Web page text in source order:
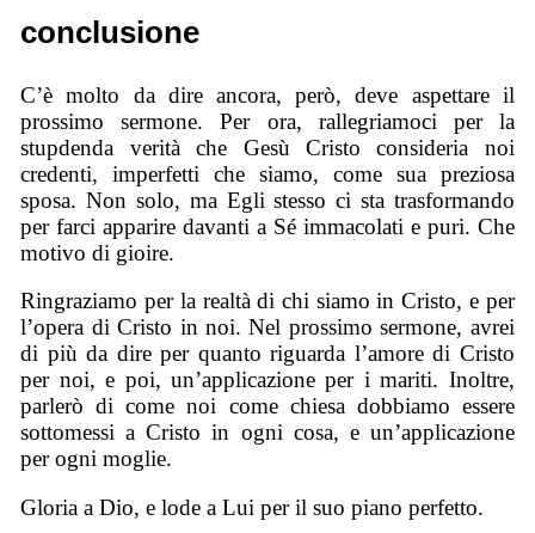
conclusione
C’è molto da dire ancora, però, deve aspettare il
prossimo sermone. Per ora, rallegriamoci per la
stupdenda verità che Gesù Cristo consideria noi
credenti, imperfetti che siamo, come sua preziosa
sposa. Non solo, ma Egli stesso ci sta trasformando
per farci apparire davanti a Sé immacolati e puri. Che
motivo di gioire.
Ringraziamo per la realtà di chi siamo in Cristo, e per
l’opera di Cristo in noi. Nel prossimo sermone, avrei
di più da dire per quanto riguarda l’amore di Cristo
per noi, e poi, un’applicazione per i mariti. Inoltre,
parlerò di come noi come chiesa dobbiamo essere
sottomessi a Cristo in ogni cosa, e un’applicazione
per ogni moglie.
Gloria a Dio, e lode a Lui per il suo piano perfetto.